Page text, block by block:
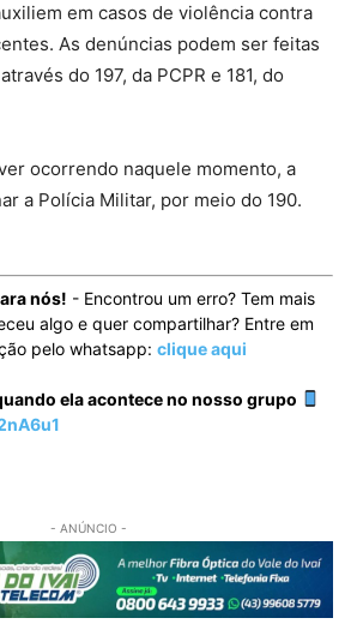
em casos de violência contra
As denúncias podem ser feitas
do 197, da PCPR e 181, do
ocorrendo naquele momento, a
a Polícia Militar, por meio do 190.
nós! - Encontrou um erro? Tem mais
algo e quer compartilhar? Entre em
pelo whatsapp: clique aqui
ela acontece no nosso grupo
- ANÚNCIO -